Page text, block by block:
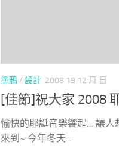
塗鴉/ 設計 2008 19 12 月 日
[佳節]祝大家 2008
愉快的耶誕音樂響起… 讓人
來到~ 今年冬天...